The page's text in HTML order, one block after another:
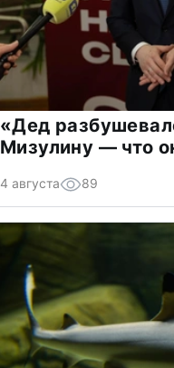
«Дед
Мизулину — что
4 августа 89